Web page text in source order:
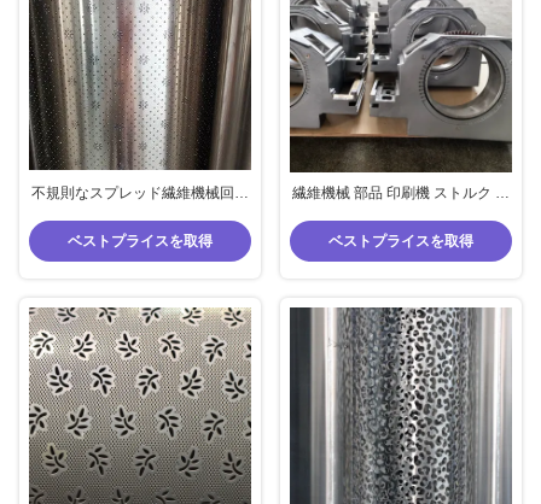
不規則なスプレッド繊維機械回転
ベストプライスを取得
繊維機械 部品 印刷機 ストルク サ
640/820/1018 繰り返す
ベストプライスを取得